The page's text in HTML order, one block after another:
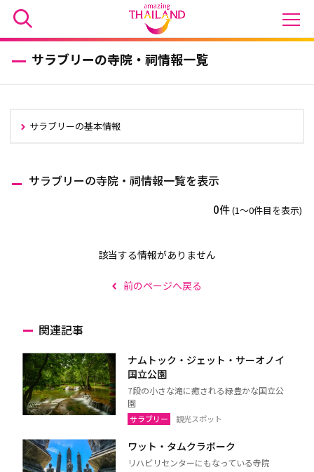
サラブリーの寺院・祠情報一覧
サラブリーの基本情報
サラブリーの寺院・祠情報一覧を表示
0件(1〜0件目を表示)
該当する情報がありません
前のページへ戻る
関連記事
ナムトック・ジェット・サーオノイ
国立公園
7段の小さな滝に癒される緑豊かな国立公
園
サラブリー 観光スポット
ワット・タムクラボーク
リハビリセンターにもなっている寺院